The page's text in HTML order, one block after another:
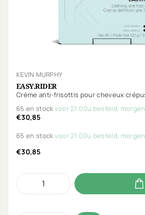
KEVIN MURPHY
EASY.RIDER
Crème anti-frisottis pour cheveux
65 en stockvoor 21:00u besteld,
€30,85
65 en stockvoor 21:00u besteld,
€30,85